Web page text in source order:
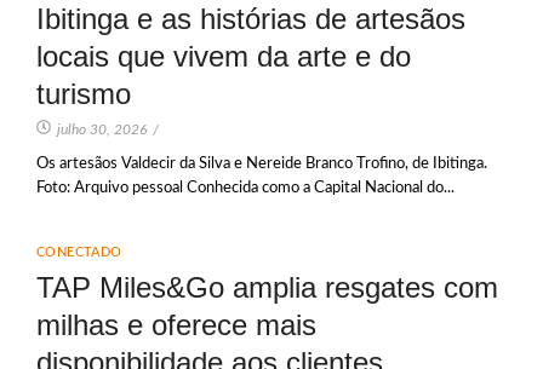
Ibitinga e as histórias de artesãos
locais que vivem da arte e do
turismo
julho 30, 2026 /
Os artesãos Valdecir da Silva e Nereide Branco Trofino, de Ibitinga.
Foto: Arquivo pessoal Conhecida como a Capital Nacional do...
CONECTADO
TAP Miles&Go amplia resgates com
milhas e oferece mais